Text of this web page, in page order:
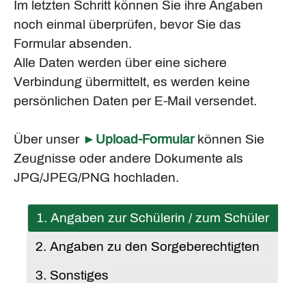
Im letzten Schritt können Sie ihre Angaben
noch einmal überprüfen, bevor Sie das
Formular absenden.
Alle Daten werden über eine sichere
Verbindung übermittelt, es werden keine
persönlichen Daten per E-Mail versendet.
Über unser ►Upload-Formularkönnen Sie
Zeugnisse oder andere Dokumente als
JPG/JPEG/PNG hochladen.
1. Angaben zur Schülerin / zum Schüler
2. Angaben zu den Sorgeberechtigten
3. Sonstiges